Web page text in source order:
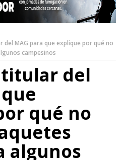
del MAG para que explique por qué no
campesinos
del
qué no
algunos